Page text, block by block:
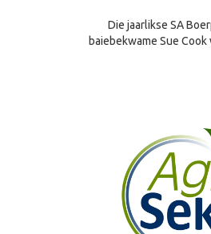
Die jaarlikse SA
baiebekwame Sue